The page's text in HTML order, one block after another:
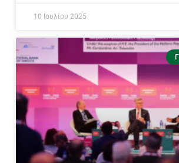
10 Ιουλίου 2025